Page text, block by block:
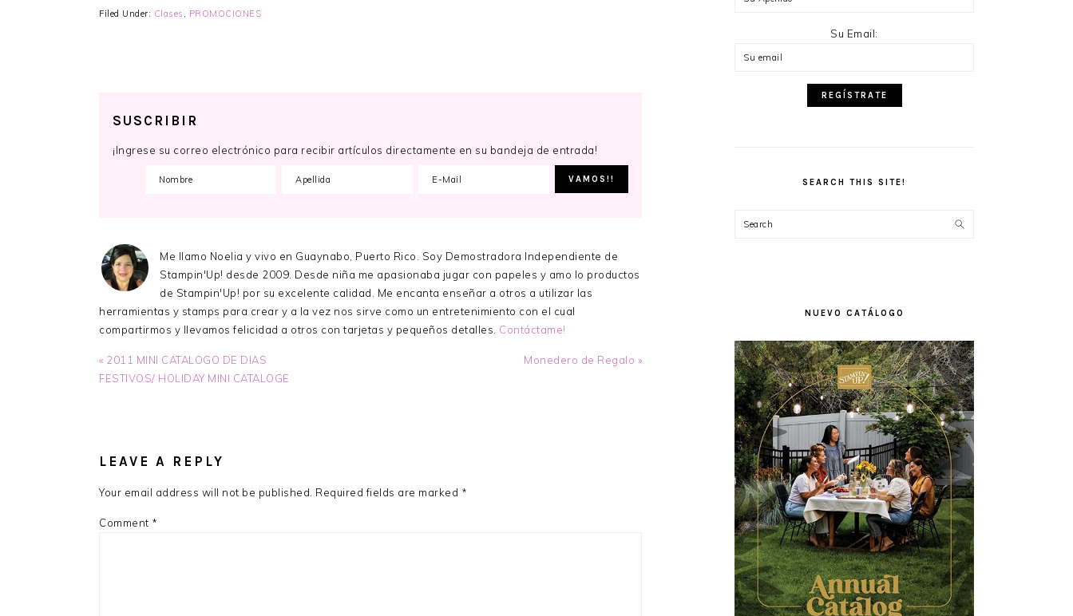
Filed Under: Clases PROMOCIONES
SUSCRIBIR
¡Ingrese su correo electrónico para recibir artículos directamente en su bandeja de entrada!
Me llamo Noelia y vivo en Guaynabo, Puerto Rico. Soy Demostradora Independiente de
Stampin'Up! desde 2009. Desde niña me apasionaba jugar con papeles y amo lo productos
de Stampin'Up! por su excelente calidad. Me encanta enseñar a otros a utilizar las
herramientas y stamps para crear y a la vez nos sirve como un entretenimiento con el cual
compartirmos y llevamos felicidad a otros con tarjetas y pequeños detalles. Contáctame!
Previous
Post:
« 2011 MINI CATALOGO DE DIAS
FESTIVOS/ HOLIDAY MINI CATALOGE
Next
Monedero de Regalo »
LEAVE A REPLY
Your email address will not be published. Required fields are marked *
Comment *
Su Email:
SEARCH THIS SITE!
Search
NUEVO CATÁLOGO